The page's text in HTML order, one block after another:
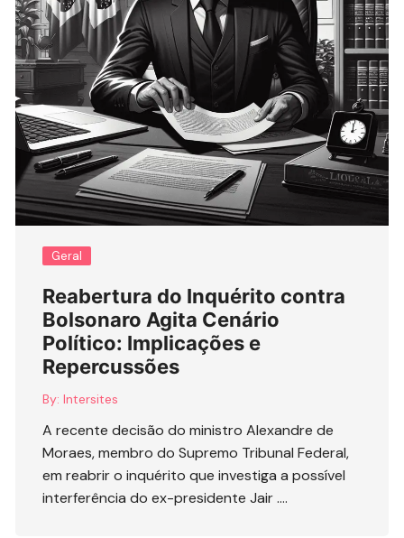
Geral
Reabertura do Inquérito contra
Bolsonaro Agita Cenário
Político: Implicações e
Repercussões
By: Intersites
A recente decisão do ministro Alexandre de
Moraes, membro do Supremo Tribunal Federal,
em reabrir o inquérito que investiga a possível
interferência do ex-presidente Jair ….